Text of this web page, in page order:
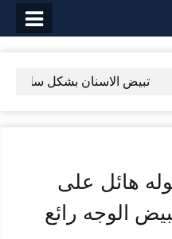
تبيض الاسنان بشكل سليم
هائل على
الوجه رائع